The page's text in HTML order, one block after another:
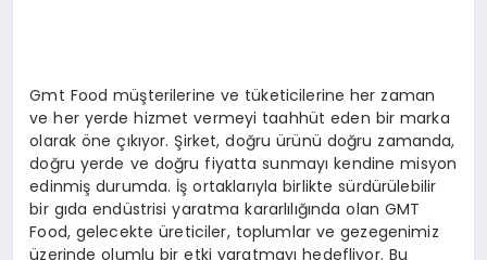
GEZI & SEYAHAT
OYUN
Gmt Food müşterilerine ve tüketicilerine her zaman
ve her yerde hizmet vermeyi taahhüt eden bir marka
olarak öne çıkıyor. Şirket, doğru ürünü doğru zamanda,
doğru yerde ve doğru fiyatta sunmayı kendine misyon
edinmiş durumda. İş ortaklarıyla birlikte sürdürülebilir
bir gıda endüstrisi yaratma kararlılığında olan GMT
Food, gelecekte üreticiler, toplumlar ve gezegenimiz
üzerinde olumlu bir etki yaratmayı hedefliyor. Bu